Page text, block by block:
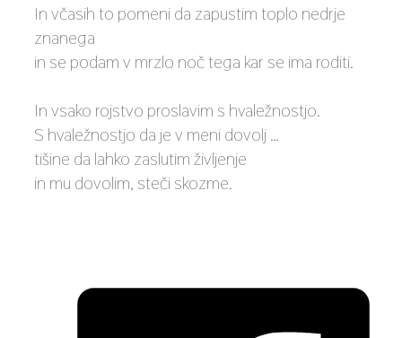
In včasih to pomeni da zapustim toplo nedrje
znanega
in se podam v mrzlo noč tega kar se ima roditi.
In vsako rojstvo proslavim s hvaležnostjo.
S hvaležnostjo da je v meni dovolj …
tišine da lahko zaslutim življenje
in mu dovolim, steči skozme.